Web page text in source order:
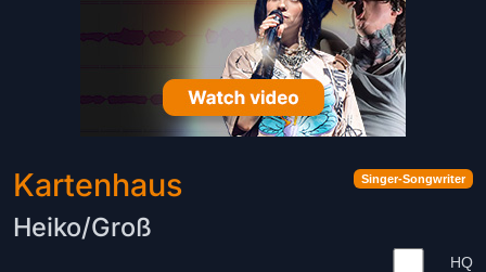
Singer-Songwriter
Kartenhaus
Heiko/Groß
HQ